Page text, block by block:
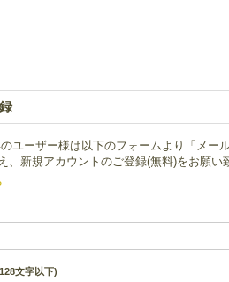
ユーザー様は以下のフォームより「メー
、新規アカウントのご登録(無料)をお願い
文字以下)